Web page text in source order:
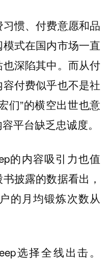
惯、付费意愿和品
式在国内市场一直
深陷其中。而从付
付费似乎也不是社
们”的横空出世也意
平台缺乏忠诚度。
的内容吸引力也值
披露的数据看出，
的月均锻炼次数从
选择全线出击。